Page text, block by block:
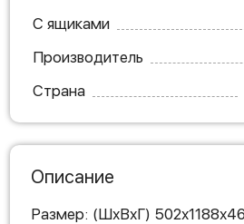
С ящиками
Производитель
Страна
Описание
Размер: (ШхВхГ)